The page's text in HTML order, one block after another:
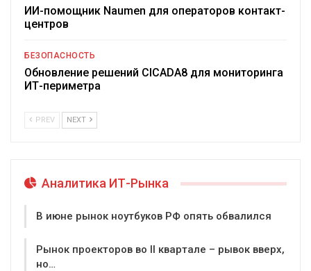
ИИ-помощник Naumen для операторов контакт-
центров
БЕЗОПАСНОСТЬ
Обновление решений CICADA8 для мониторинга
ИТ-периметра
PREV NEXT
Аналитика ИТ-Рынка
В июне рынок ноутбуков РФ опять обвалился
Рынок проекторов во II квартале – рывок вверх,
но…